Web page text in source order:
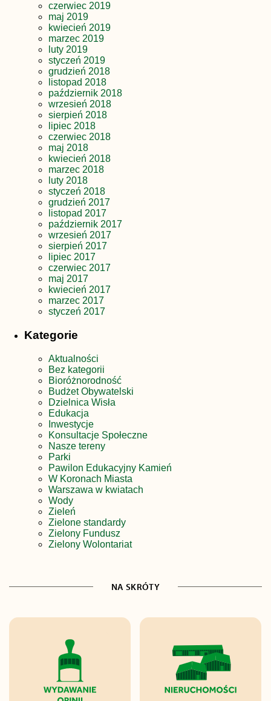
czerwiec 2019
maj 2019
kwiecień 2019
marzec 2019
luty 2019
styczeń 2019
grudzień 2018
listopad 2018
październik 2018
wrzesień 2018
sierpień 2018
lipiec 2018
czerwiec 2018
maj 2018
kwiecień 2018
marzec 2018
luty 2018
styczeń 2018
grudzień 2017
listopad 2017
październik 2017
wrzesień 2017
sierpień 2017
lipiec 2017
czerwiec 2017
maj 2017
kwiecień 2017
marzec 2017
styczeń 2017
Kategorie
Aktualności
Bez kategorii
Bioróżnorodność
Budżet Obywatelski
Dzielnica Wisła
Edukacja
Inwestycje
Konsultacje Społeczne
Nasze tereny
Parki
Pawilon Edukacyjny Kamień
W Koronach Miasta
Warszawa w kwiatach
Wody
Zieleń
Zielone standardy
Zielony Fundusz
Zielony Wolontariat
NA SKRÓTY